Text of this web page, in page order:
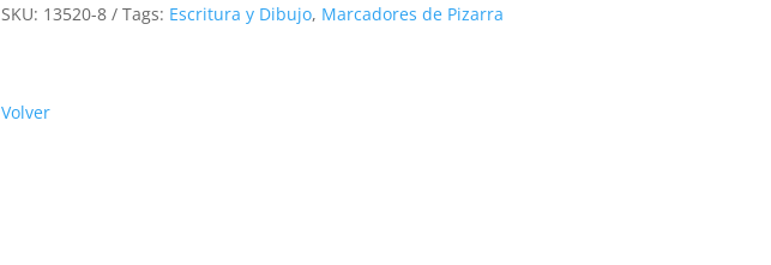
SKU: 13520-8 Tags: Escritura y Dibujo, Marcadores de Pizarra
Volver